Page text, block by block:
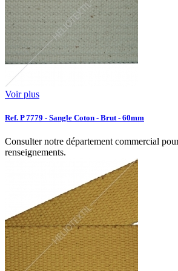
Voir plus
Ref. P 7779 - Sangle Coton - Brut - 60mm
Consulter notre département commercial
renseignements.